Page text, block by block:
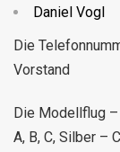
Daniel Vogl
Die
Vorstand
Die Modellflug
A, B, C, Silber –